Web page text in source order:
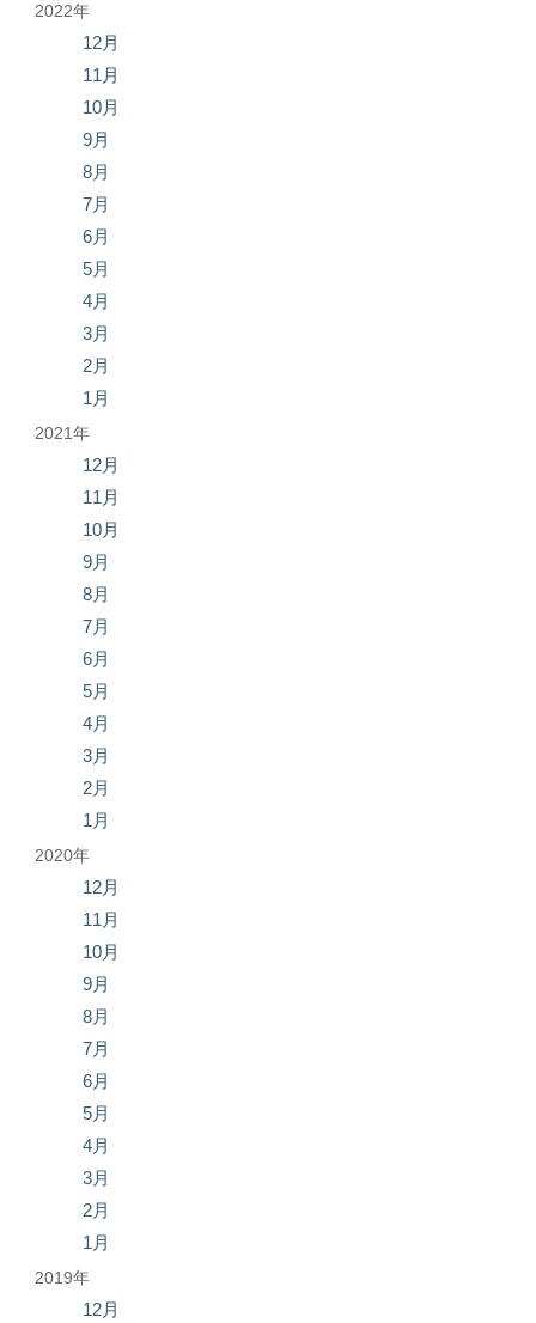
2022年
12月
11月
10月
9月
8月
7月
6月
5月
4月
3月
2月
1月
2021年
12月
11月
10月
9月
8月
7月
6月
5月
4月
3月
2月
1月
2020年
12月
11月
10月
9月
8月
7月
6月
5月
4月
3月
2月
1月
2019年
12月